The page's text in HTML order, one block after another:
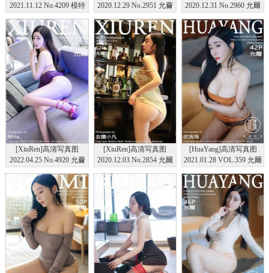
2021.11.12 No.4209 模特
2020.12.29 No.2951 允薾
2020.12.31 No.2960 允爾
[XiuRen]高清写真图
2022.04.25 No.4920 允薾
[XiuRen]高清写真图
2020.12.03 No.2854 允爾
[HuaYang]高清写真图
2021.01.28 VOL.359 允爾